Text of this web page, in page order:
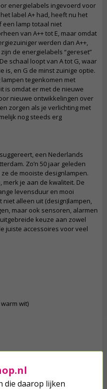
energielabels ingevoerd voor
label A+ had, heeft nu het
een lamp totaal niet
van A++ tot E, maar omdat
werden dan A++,
de energielabels “gereset”
schaal loopt van A tot G, waar
is, en G de minst zuinige optie.
tegenkomen met
is omdat er met de nieuwe
nieuwe ontwikkelingen over
zorgen als je verlichting met
nog steeds erg
een Nederlands
Zo’n 50 jaar geleden
de mooiste designlampen.
je aan de kwaliteit. De
levensduur en mooi
alleen uit (design)lampen,
maar ook sensoren, alarmen
keuze aan zowel
juiste accessoires voor veel
wit)
morgen in huis
die daarop lijken